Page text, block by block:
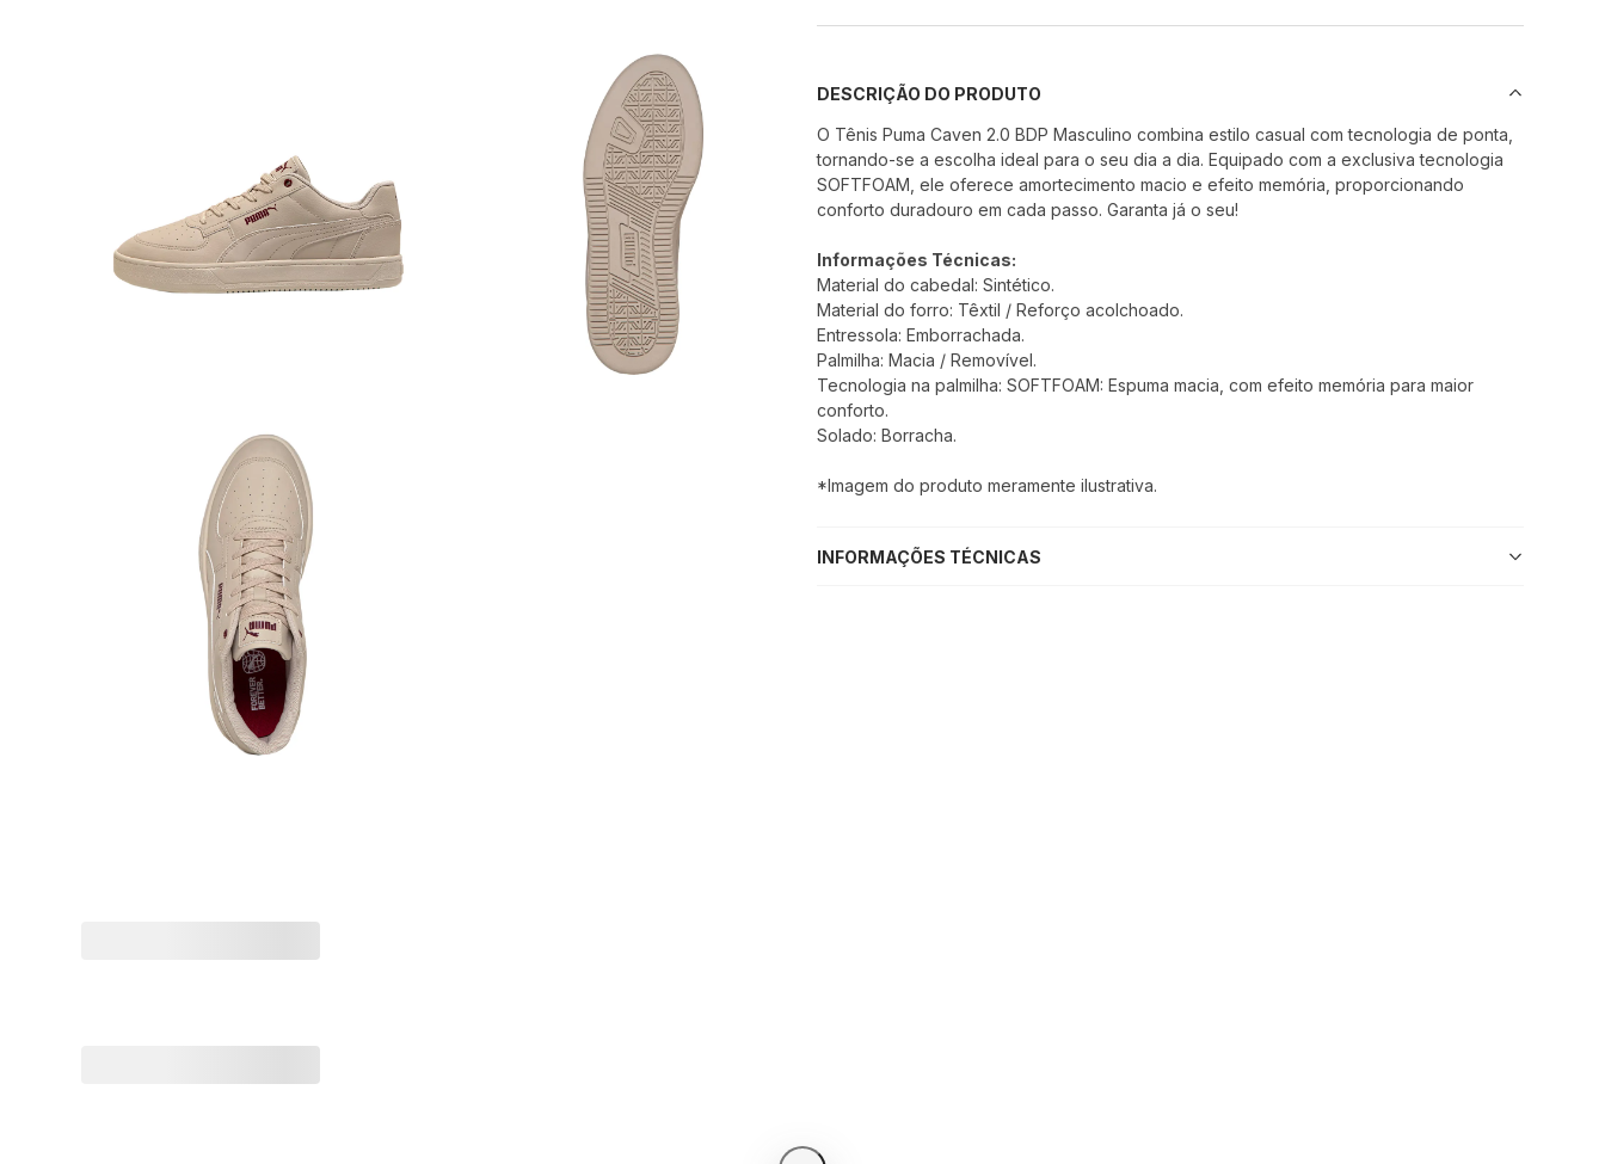
DESCRIÇÃO DO PRODUTO
O Tênis Puma Caven 2.0 BDP Masculino combina estilo casual com tecnologia de ponta,
tornando-se a escolha ideal para o seu dia a dia. Equipado com a exclusiva tecnologia
SOFTFOAM, ele oferece amortecimento macio e efeito memória, proporcionando
conforto duradouro em cada passo. Garanta já o seu!
Informações Técnicas:
Material do cabedal: Sintético.
Material do forro: Têxtil / Reforço acolchoado.
Entressola: Emborrachada.
Palmilha: Macia / Removível.
Tecnologia na palmilha: SOFTFOAM: Espuma macia, com efeito memória para maior
conforto.
Solado: Borracha.
*Imagem do produto meramente ilustrativa.
INFORMAÇÕES TÉCNICAS